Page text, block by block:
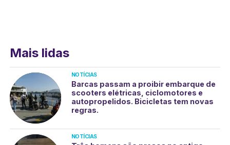
Mais lidas
NOTÍCIAS
Barcas passam a proibir embarque de
scooters elétricas, ciclomotores e
autopropelidos. Bicicletas tem novas
regras.
NOTÍCIAS